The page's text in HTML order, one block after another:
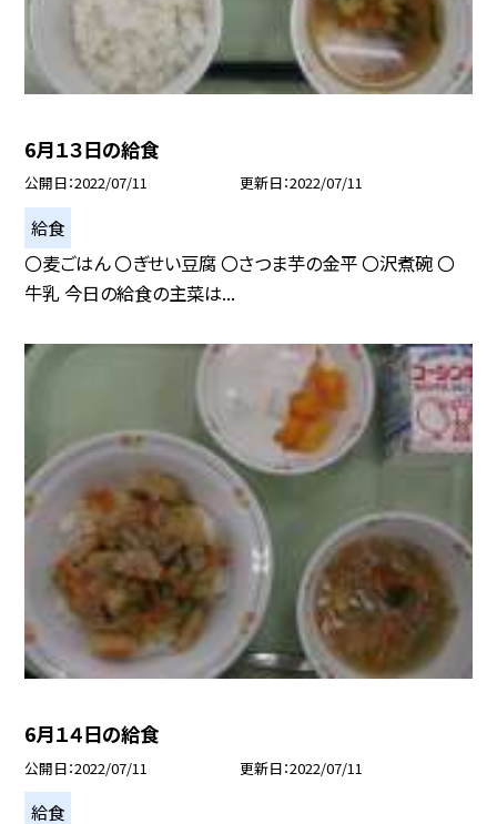
6月１３日の給食
公開日 2022/07/11 更新日 2022/07/11
給食
〇麦ごはん 〇ぎせい豆腐 〇さつま芋の金平 〇沢煮碗 〇
牛乳 今日の給食の主菜は...
6月１４日の給食
公開日 2022/07/11 更新日 2022/07/11
給食